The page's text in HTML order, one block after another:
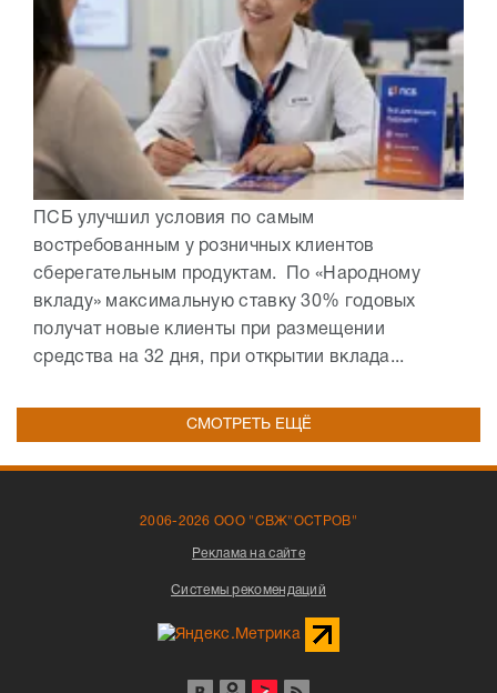
ПСБ улучшил условия по самым
востребованным у розничных клиентов
сберегательным продуктам. По «Народному
вкладу» максимальную ставку 30% годовых
получат новые клиенты при размещении
средства на 32 дня, при открытии вклада...
СМОТРЕТЬ ЕЩЁ
2006-2026 ООО "СВЖ"ОСТРОВ"
Реклама на сайте
Системы рекомендаций